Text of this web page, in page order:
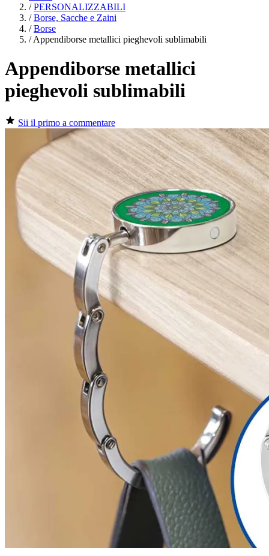
/ PERSONALIZZABILI
/ Borse, Sacche e Zaini
/ Borse
/ Appendiborse metallici pieghevoli sublimabili
Appendiborse metallici
pieghevoli sublimabili
Sii il primo a commentare